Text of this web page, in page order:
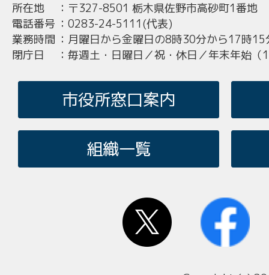
所在地 ： 〒327-8501 栃木県佐野市高砂町1番地
電話番号 ： 0283-24-5111(代表)
業務時間 ： 月曜日から金曜日の8時30分から17時15
閉庁日
： 毎週土・日曜日／祝・休日／年末年始
市役所窓口案内
組織一覧